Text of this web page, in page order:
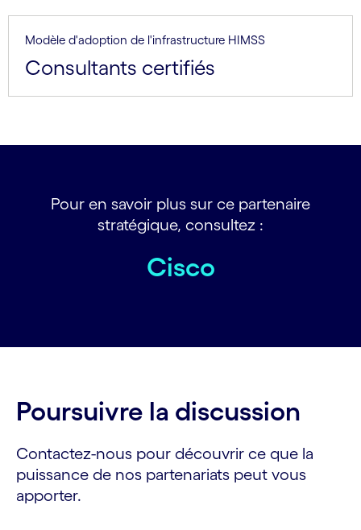
Modèle d'adoption de l'infrastructure HIMSS
Consultants certifiés
Pour en savoir plus sur ce partenaire
stratégique, consultez :
Cisco
Poursuivre la discussion
Contactez-nous pour découvrir ce que la
puissance de nos partenariats peut vous
apporter.